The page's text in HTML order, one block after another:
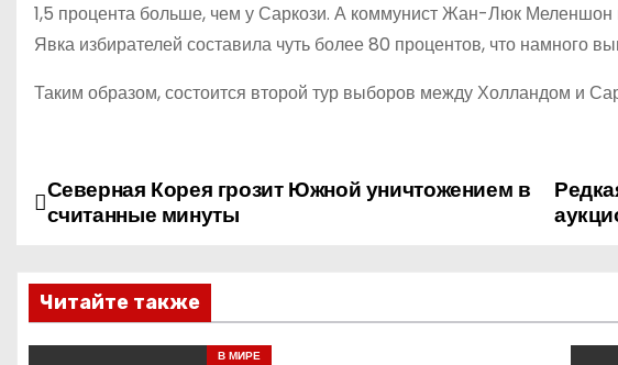
1,5 процента больше, чем у Саркози. А коммунист Жан-Люк Меленшон
Явка избирателей составила чуть более 80 процентов, что намного
Таким образом, состоится второй тур выборов между Холландом и
Н
в
и
Северная Корея грозит Южной уничтожением в
считанные минуты
Читайте также
В МИРЕ